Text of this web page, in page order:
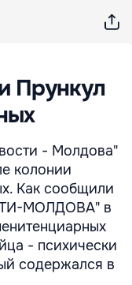
Прункул
- Молдова"
колонии
Как сообщили
МОЛДОВА" в
- психически
содержался в